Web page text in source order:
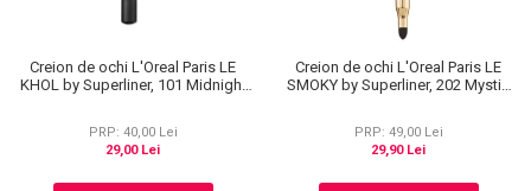
Creion de ochi L'Oreal Paris LE
KHOL by Superliner, 101 Midnight
PRP: 40,00 Lei
29,00 Lei
Creion de ochi L'Oreal Paris LE
SMOKY by Superliner, 202 Mystic
PRP: 49,00 Lei
29,90 Lei